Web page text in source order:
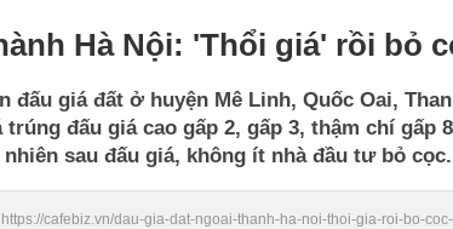
Hà Nội: 'Thổi giá' rồi bỏ
đấu giá đất ở huyện Mê Linh, Quốc Oai,
đấu giá cao gấp 2, gấp 3, thậm chí gấp
sau đấu giá, không ít nhà đầu tư bỏ cọc.
https://cafebiz.vn/dau-gia-dat-ngoai-thanh-ha-noi-thoi-gia-roi-bo-